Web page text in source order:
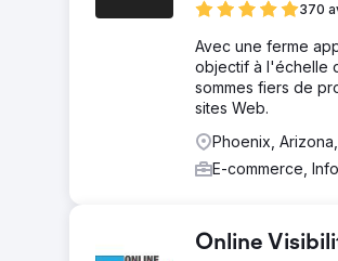
370
Avec une ferme
objectif à l'échelle
sommes fiers de
sites Web.
Phoenix,
E-commerce,
Online